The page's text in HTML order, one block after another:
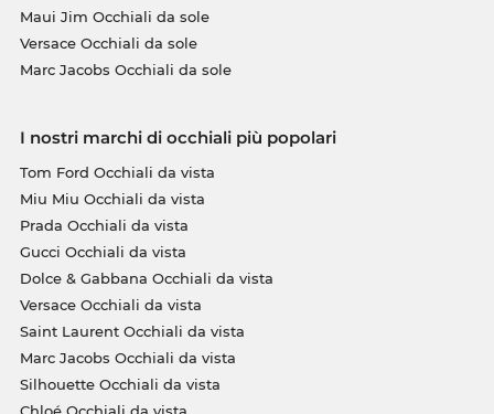
Maui Jim Occhiali da sole
Versace Occhiali da sole
Marc Jacobs Occhiali da sole
I nostri marchi di occhiali più popolari
Tom Ford Occhiali da vista
Miu Miu Occhiali da vista
Prada Occhiali da vista
Gucci Occhiali da vista
Dolce & Gabbana Occhiali da vista
Versace Occhiali da vista
Saint Laurent Occhiali da vista
Marc Jacobs Occhiali da vista
Silhouette Occhiali da vista
Chloé Occhiali da vista